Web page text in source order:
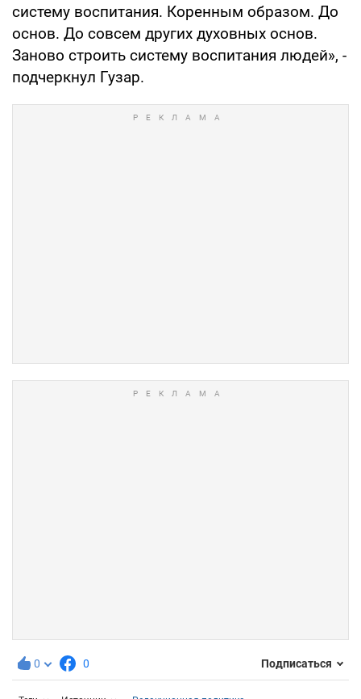
систему воспитания. Коренным образом. До
основ. До совсем других духовных основ.
Заново строить систему воспитания людей», -
подчеркнул Гузар.
0 0 Подписаться